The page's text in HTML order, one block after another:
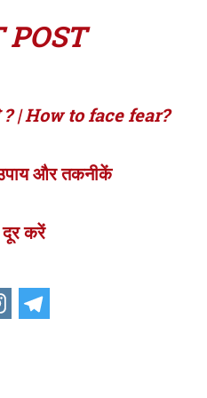
POST
? | How to face fear?
और तकनीकें
दूर करें